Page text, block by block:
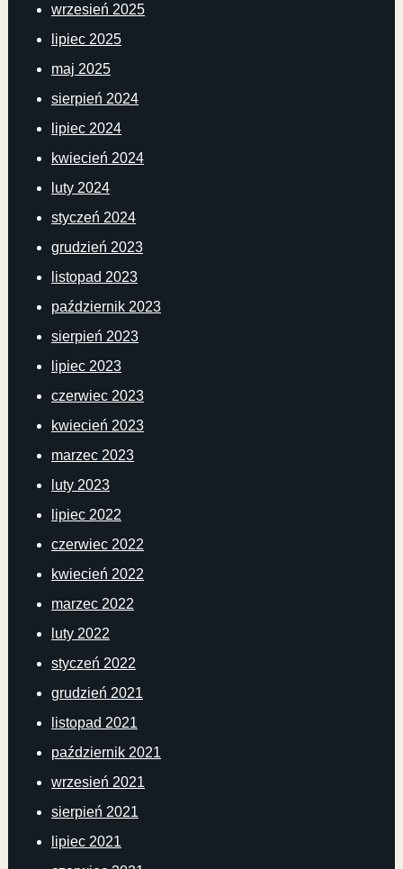
wrzesień 2025
lipiec 2025
maj 2025
sierpień 2024
lipiec 2024
kwiecień 2024
luty 2024
styczeń 2024
grudzień 2023
listopad 2023
październik 2023
sierpień 2023
lipiec 2023
czerwiec 2023
kwiecień 2023
marzec 2023
luty 2023
lipiec 2022
czerwiec 2022
kwiecień 2022
marzec 2022
luty 2022
styczeń 2022
grudzień 2021
listopad 2021
październik 2021
wrzesień 2021
sierpień 2021
lipiec 2021